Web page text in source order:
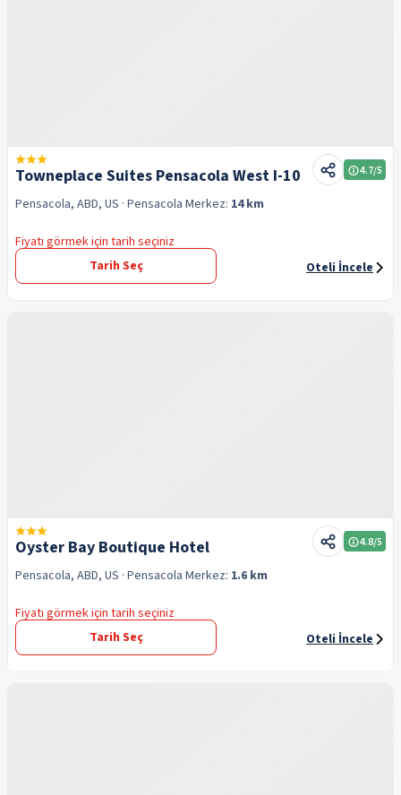
Towneplace Suites Pensacola West I-10 4.7/5
Pensacola, ABD, US · Pensacola Merkez: 14 km
Fiyatı görmek için tarih seçiniz
Tarih Seç
Oteli İncele
Oyster Bay Boutique Hotel 4.8/5
Pensacola, ABD, US · Pensacola Merkez: 1.6 km
Fiyatı görmek için tarih seçiniz
Tarih Seç
Oteli İncele